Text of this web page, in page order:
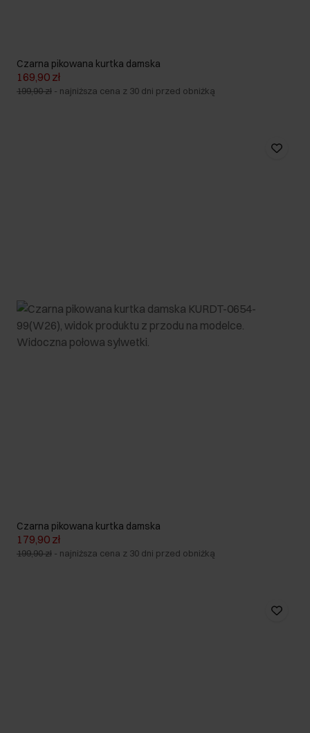
Czarna pikowana kurtka damska
169,90 zł
199,90 zł - najniższa cena z 30 dni przed obniżką
Czarna pikowana kurtka damska
179,90 zł
199,90 zł - najniższa cena z 30 dni przed obniżką